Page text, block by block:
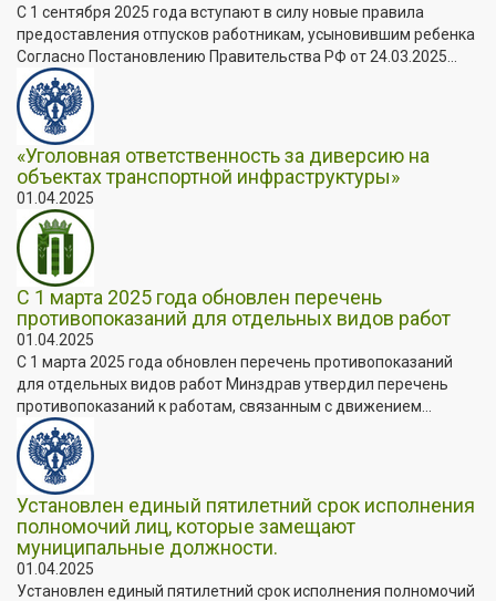
С 1 сентября 2025 года вступают в силу новые правила
предоставления отпусков работникам, усыновившим ребенка
Согласно Постановлению Правительства РФ от 24.03.2025...
«Уголовная ответственность за диверсию на
объектах транспортной инфраструктуры»
01.04.2025
С 1 марта 2025 года обновлен перечень
противопоказаний для отдельных видов работ
01.04.2025
С 1 марта 2025 года обновлен перечень противопоказаний
для отдельных видов работ Минздрав утвердил перечень
противопоказаний к работам, связанным с движением...
Установлен единый пятилетний срок исполнения
полномочий лиц, которые замещают
муниципальные должности.
01.04.2025
Установлен единый пятилетний срок исполнения полномочий